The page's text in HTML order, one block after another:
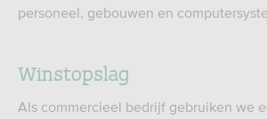
personeel, gebouwen en
Winstopslag
Als commercieel bedrijf gebruiken we